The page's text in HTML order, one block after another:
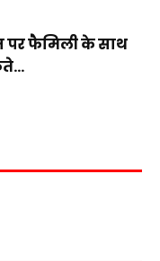
पर फैमिली के साथ